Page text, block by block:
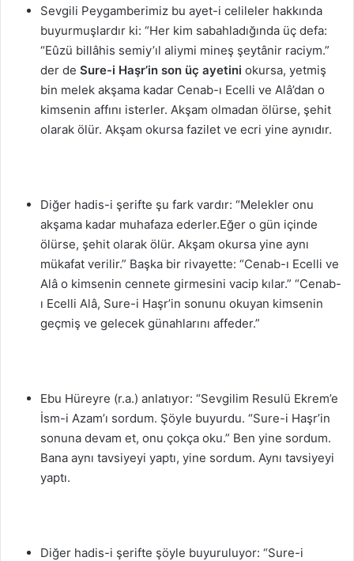
Sevgili Peygamberimiz bu ayet-i celileler hakkında
buyurmuşlardır ki: “Her kim sabahladığında üç defa:
“Eûzü billâhis semiy’ıl aliymi mineş şeytânir raciym.”
der de Sure-i Haşr’in son üç ayetini okursa, yetmiş
bin melek akşama kadar Cenab-ı Ecelli ve Alâ’dan o
kimsenin affını isterler. Akşam olmadan ölürse, şehit
olarak ölür. Akşam okursa fazilet ve ecri yine aynıdır.
Diğer hadis-i şerifte şu fark vardır: “Melekler onu
akşama kadar muhafaza ederler.Eğer o gün içinde
ölürse, şehit olarak ölür. Akşam okursa yine aynı
mükafat verilir.” Başka bir rivayette: “Cenab-ı Ecelli ve
Alâ o kimsenin cennete girmesini vacip kılar.” “Cenab-
ı Ecelli Alâ, Sure-i Haşr’in sonunu okuyan kimsenin
geçmiş ve gelecek günahlarını affeder.”
Ebu Hüreyre (r.a.) anlatıyor: “Sevgilim Resulü Ekrem’e
İsm-i Azam’ı sordum. Şöyle buyurdu. “Sure-i Haşr’in
sonuna devam et, onu çokça oku.” Ben yine sordum.
Bana aynı tavsiyeyi yaptı, yine sordum. Aynı tavsiyeyi
yaptı.
Diğer hadis-i şerifte şöyle buyuruluyor: “Sure-i